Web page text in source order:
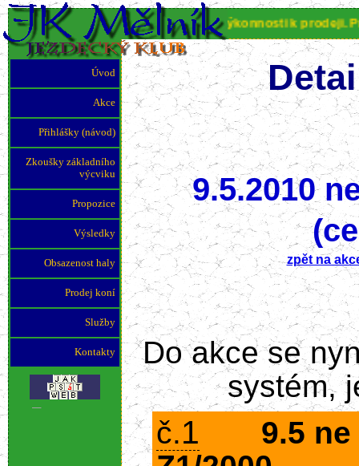
9.5.2010
zpět na
Do akce se
systém,
č.1
9.5 ne
Úvod
Akce
Přihlášky (návod)
Zkoušky základního
výcviku
Propozice
Výsledky
Obsazenost haly
Prodej koní
Služby
Kontakty
JK Mělník nabízí koně různé výkonnosti k prodeji. Pro